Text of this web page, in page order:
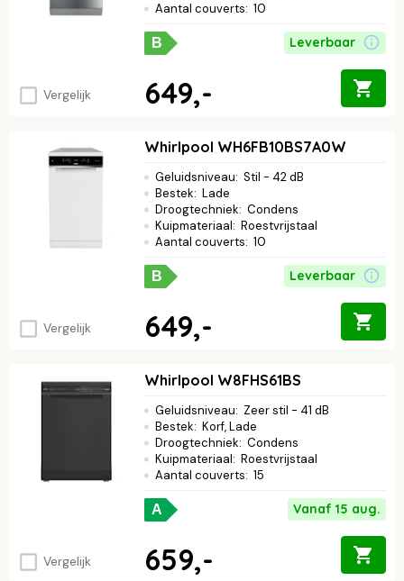
Vergelijk
Aantal couverts: 10
B Leverbaar
649,-
Vergelijk
Whirlpool WH6FB10BS7A0W
Geluidsniveau: Stil - 42 dB
Bestek: Lade
Droogtechniek: Condens
Kuipmateriaal: Roestvrijstaal
Aantal couverts: 10
B Leverbaar
649,-
Vergelijk
Whirlpool W8FHS61BS
Geluidsniveau: Zeer stil - 41 dB
Bestek: Korf, Lade
Droogtechniek: Condens
Kuipmateriaal: Roestvrijstaal
Aantal couverts: 15
A Vanaf 15 aug.
659,-